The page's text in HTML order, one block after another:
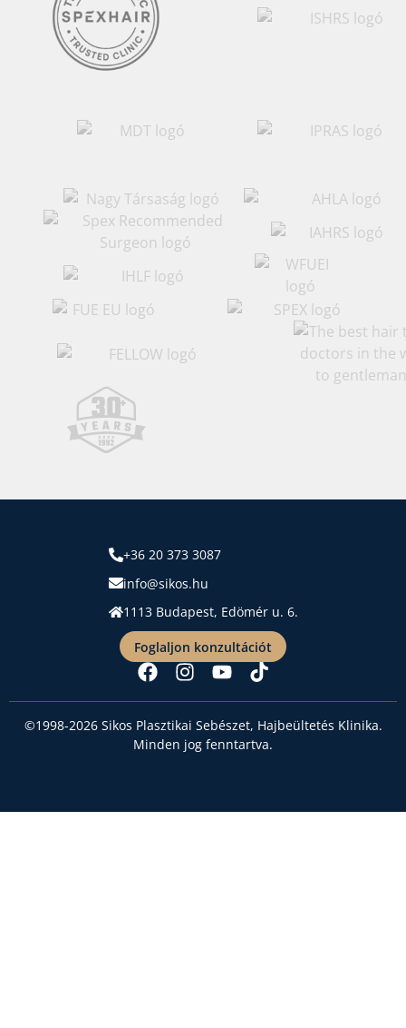
+36 20 373 3087
info@sikos.hu
1113 Budapest, Edömér u. 6.
Foglaljon konzultációt
©1998-2026 Sikos Plasztikai Sebészet, Hajbeültetés Klinika.
Minden jog fenntartva.